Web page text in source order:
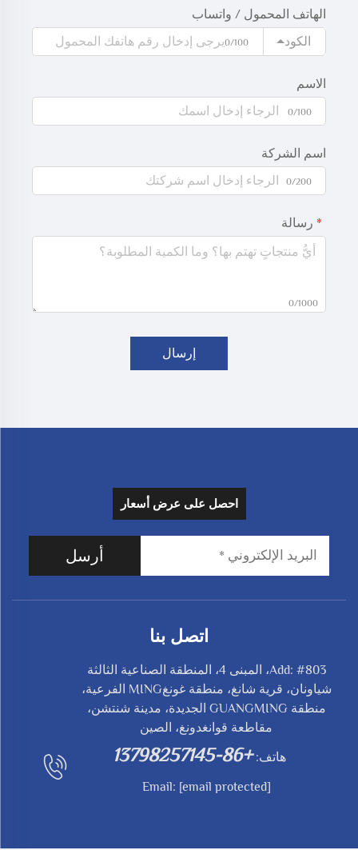
الهاتف المحمول / واتساب
الكود
0/100
الاسم
0/100
اسم الشركة
0/200
رسالة
0/1000
إرسال
احصل على عرض أسعار
أرسل
اتصل بنا
Add: #803، المبنى 4، المنطقة الصناعية الثالثة
شياونان، قرية شانغ، منطقة غونغMING الفرعية،
منطقة GUANGMING الجديدة، مدينة شنتشن،
مقاطعة قوانغدونغ، الصين
هاتف: +86-13798257145
Email: [email protected]